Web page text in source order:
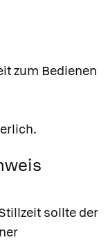
zum Bedienen
sollte der